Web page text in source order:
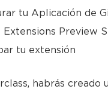
tu Aplicación de
Preview
tu extensión
habrás